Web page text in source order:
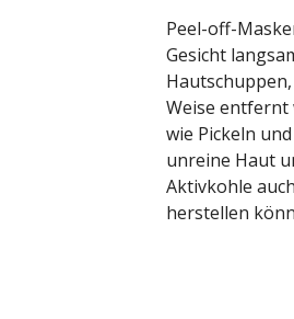
Peel-off-
Gesicht
Weise entfernt
wie Pickeln
unreine Haut
Aktivkohle
herstellen